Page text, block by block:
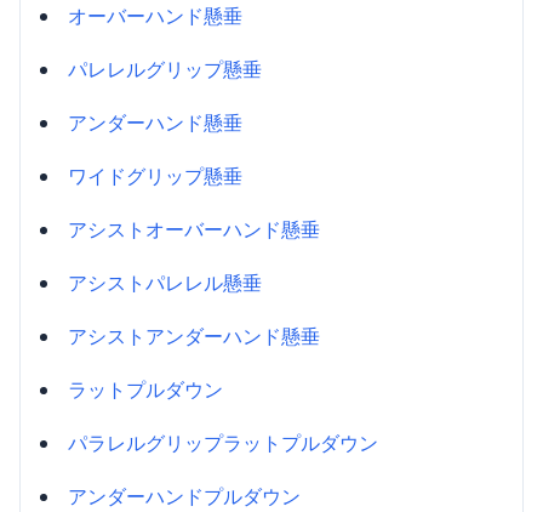
オーバーハンド懸垂
パレレルグリップ懸垂
アンダーハンド懸垂
ワイドグリップ懸垂
アシストオーバーハンド懸垂
アシストパレレル懸垂
アシストアンダーハンド懸垂
ラットプルダウン
パラレルグリップラットプルダウン
アンダーハンドプルダウン